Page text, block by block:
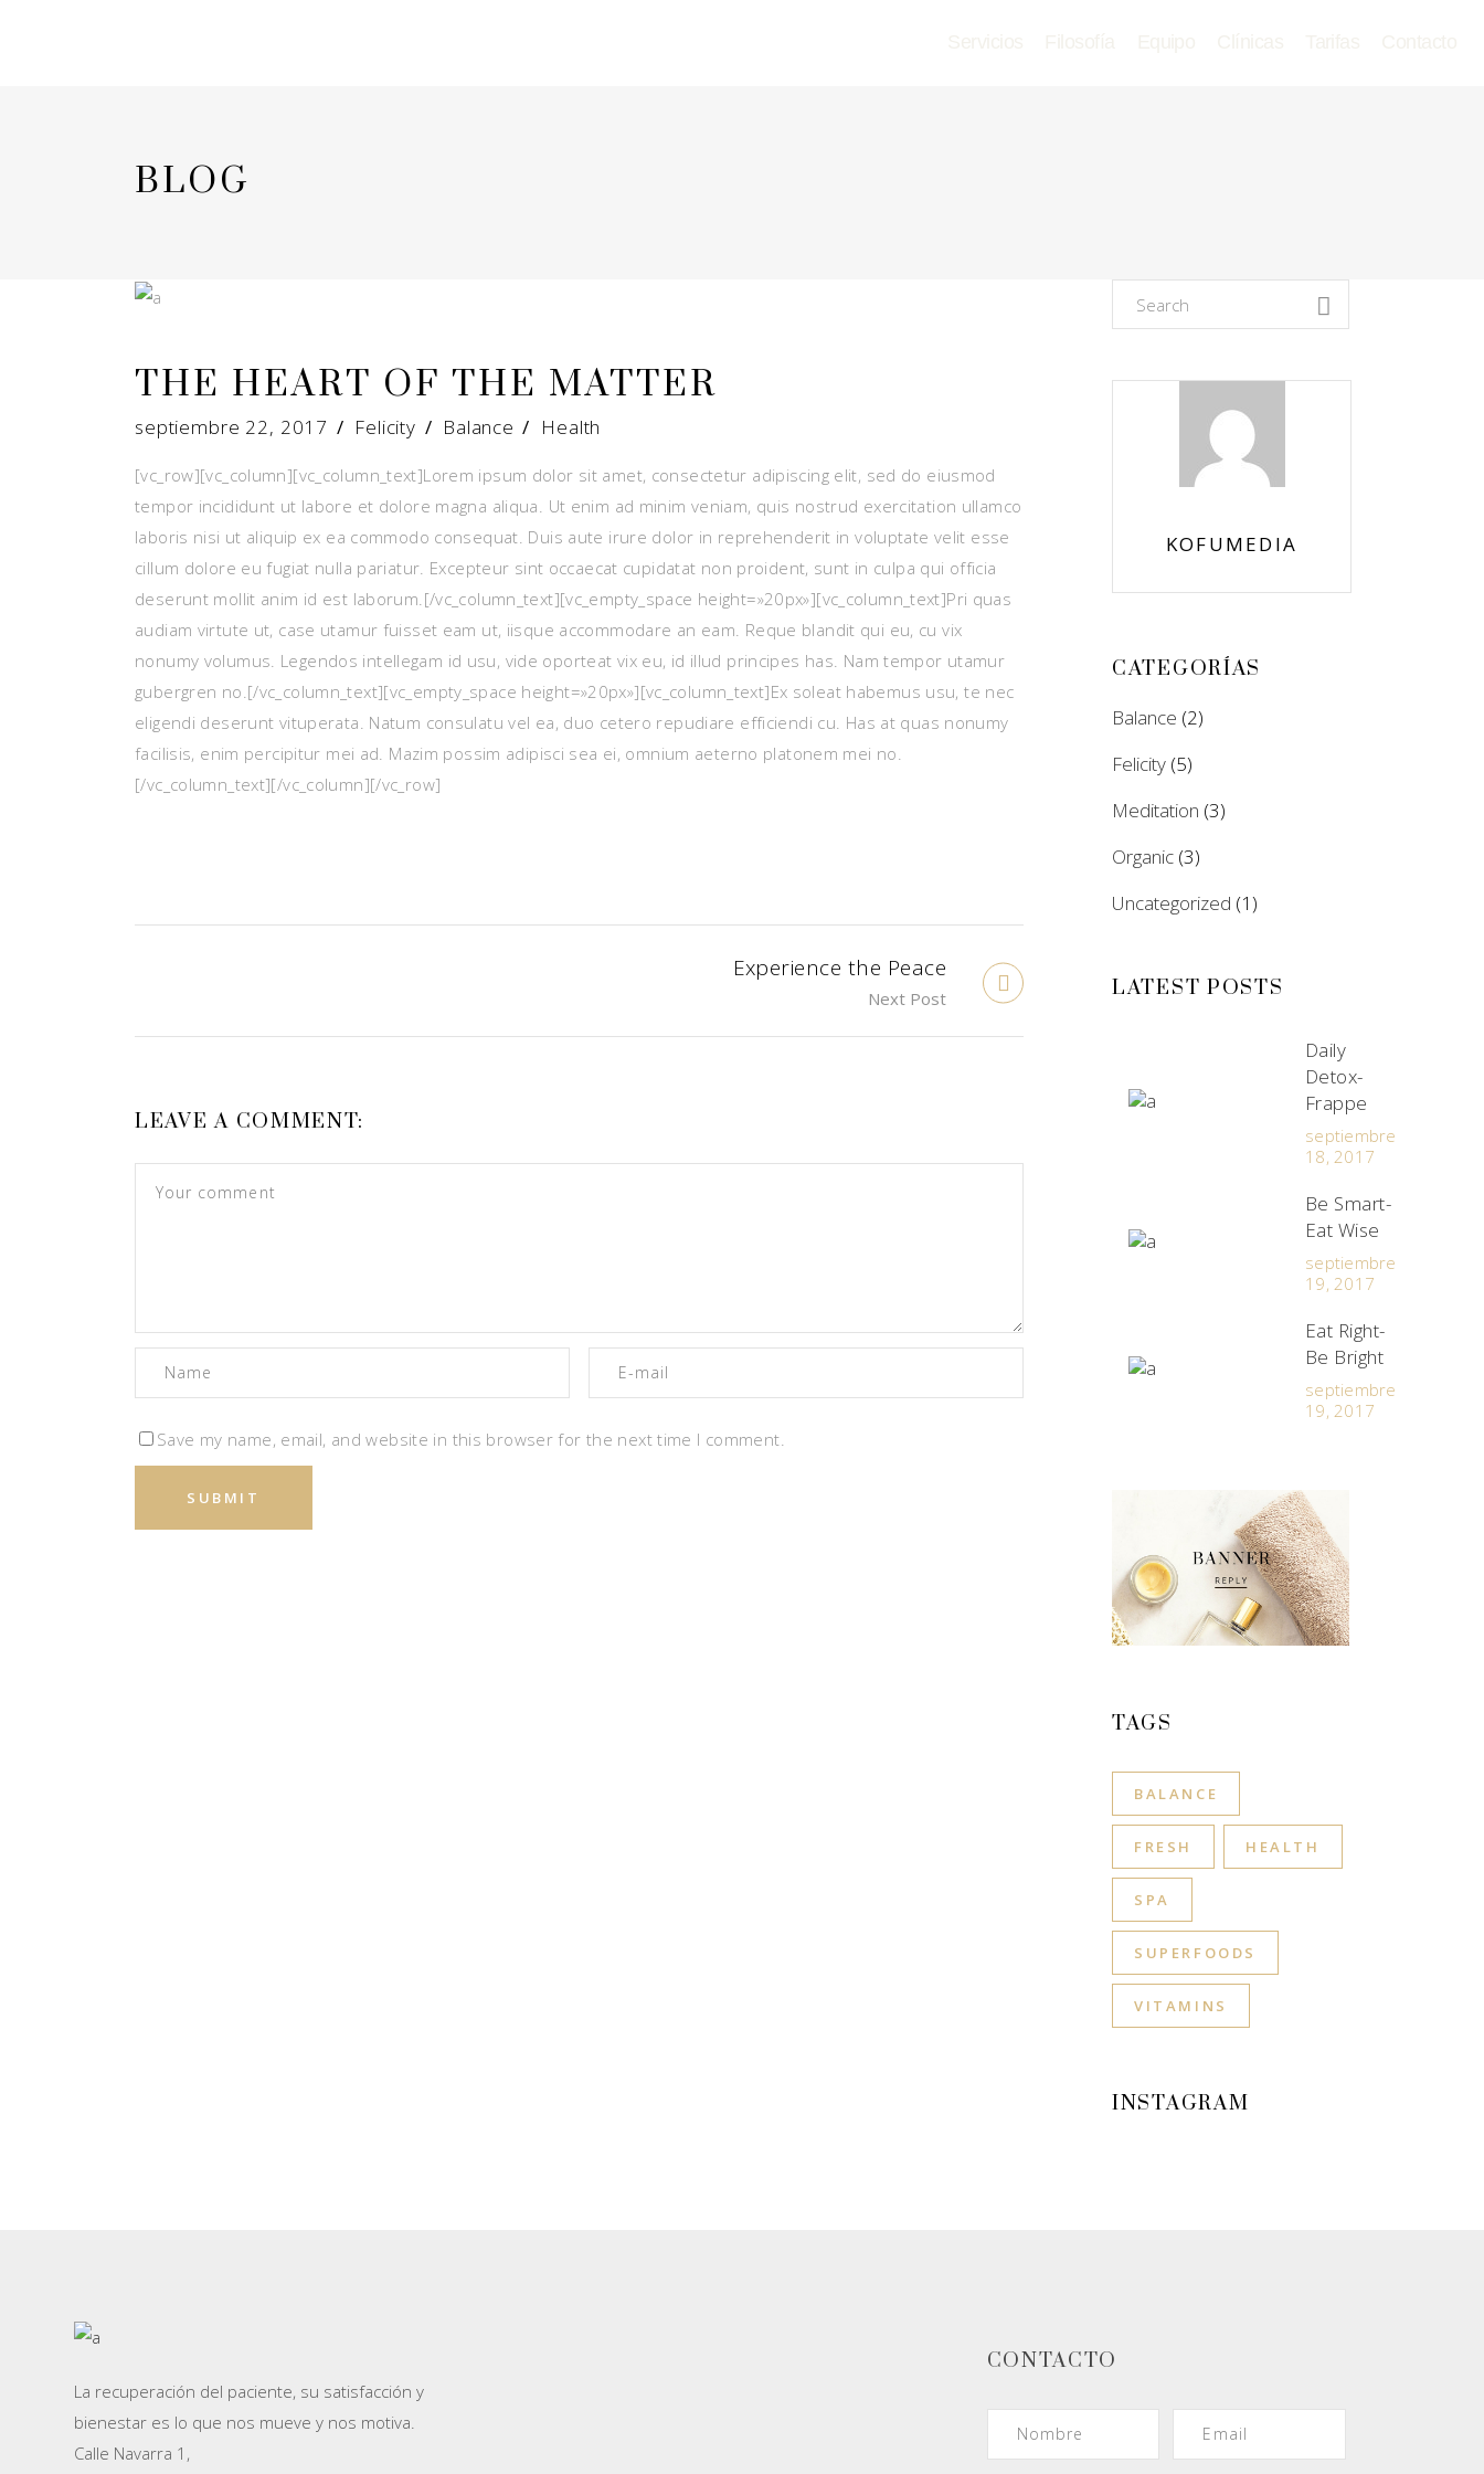
BLOG
THE HEART OF THE MATTER
septiembre 22, 2017 Felicity Balance / Health
[vc_row][vc_column][vc_column_text]Lorem ipsum dolor sit amet, consectetur adipiscing elit, sed do eiusmod
tempor incididunt ut labore et dolore magna aliqua. Ut enim ad minim veniam, quis nostrud exercitation ullamco
laboris nisi ut aliquip ex ea commodo consequat. Duis aute irure dolor in reprehenderit in voluptate velit esse
cillum dolore eu fugiat nulla pariatur. Excepteur sint occaecat cupidatat non proident, sunt in culpa qui officia
deserunt mollit anim id est laborum.[/vc_column_text][vc_empty_space height=»20px»][vc_column_text]Pri quas
audiam virtute ut, case utamur fuisset eam ut, iisque accommodare an eam. Reque blandit qui eu, cu vix
nonumy volumus. Legendos intellegam id usu, vide oporteat vix eu, id illud principes has. Nam tempor utamur
gubergren no.[/vc_column_text][vc_empty_space height=»20px»][vc_column_text]Ex soleat habemus usu, te nec
eligendi deserunt vituperata. Natum consulatu vel ea, duo cetero repudiare efficiendi cu. Has at quas nonumy
facilisis, enim percipitur mei ad. Mazim possim adipisci sea ei, omnium aeterno platonem mei no.
[/vc_column_text][/vc_column][/vc_row]
Experience the Peace
Next Post
LEAVE A COMMENT:
Save my name, email, and website in this browser for the next time I comment.
KOFUMEDIA
CATEGORÍAS
Balance (2)
Felicity (5)
Meditation (3)
Organic (3)
Uncategorized (1)
LATEST POSTS
Daily
Detox-
Frappe
septiembre
18, 2017
Be Smart-
Eat Wise
septiembre
19, 2017
Eat Right-
Be Bright
septiembre
19, 2017
TAGS
BALANCE
FRESH HEALTH
SPA
SUPERFOODS
VITAMINS
INSTAGRAM
La recuperación del paciente, su satisfacción y
bienestar es lo que nos mueve y nos motiva.
Calle Navarra 1,
CONTACTO